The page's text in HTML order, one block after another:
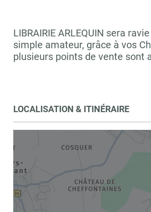
LIBRAIRIE ARLEQUIN sera
simple amateur, grâce à vos
plusieurs points de vente sont
LOCALISATION & ITINÉRAIRE